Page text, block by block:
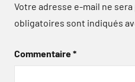
Votre adresse e-mail ne sera
obligatoires sont indiqués
Commentaire*